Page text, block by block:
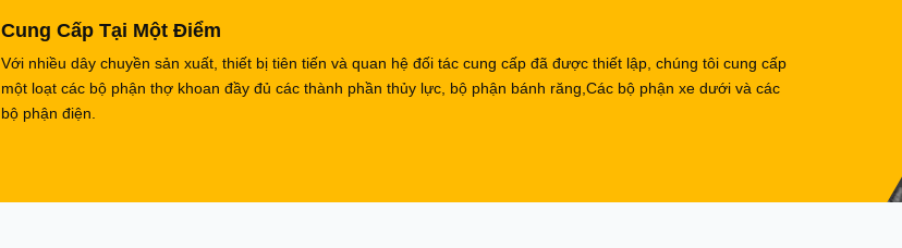
Cung Cấp Tại Một Điểm
Với nhiều dây chuyền sản xuất, thiết bị tiên tiến và quan hệ đối tác cung cấp đã được thiết lập, chúng tôi cung cấp
một loạt các bộ phận thợ khoan đầy đủ các thành phần thủy lực, bộ phận bánh răng,Các bộ phận xe dưới và các
bộ phận điện.